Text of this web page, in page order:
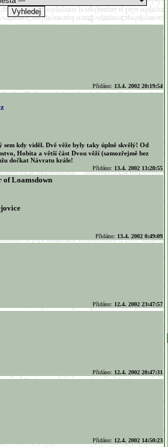
Přidáno: 13.4. 2002 20:19:54
kdy viděl. Dvě věže byly taky úplně skvělý! Od
Hobita a větší část Dvou věží (samozřejmě bez
dočkat Návratu krále!
Přidáno: 13.4. 2002 13:28:55
of Loamsdown
Přidáno: 13.4. 2002 0:49:09
Přidáno: 12.4. 2002 23:47:57
Přidáno: 12.4. 2002 20:47:31
Přidáno: 12.4. 2002 14:50:23